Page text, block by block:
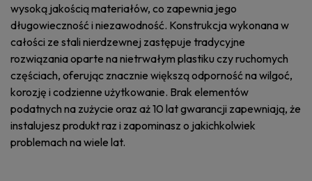
wysoką jakością materiałów, co zapewnia jego
długowieczność i niezawodność. Konstrukcja wykonana w
całości ze stali nierdzewnej zastępuje tradycyjne
rozwiązania oparte na nietrwałym plastiku czy ruchomych
częściach, oferując znacznie większą odporność na wilgoć,
korozję i codzienne użytkowanie. Brak elementów
podatnych na zużycie oraz aż 10 lat gwarancji zapewniają, że
instalujesz produkt raz i zapominasz o jakichkolwiek
problemach na wiele lat.